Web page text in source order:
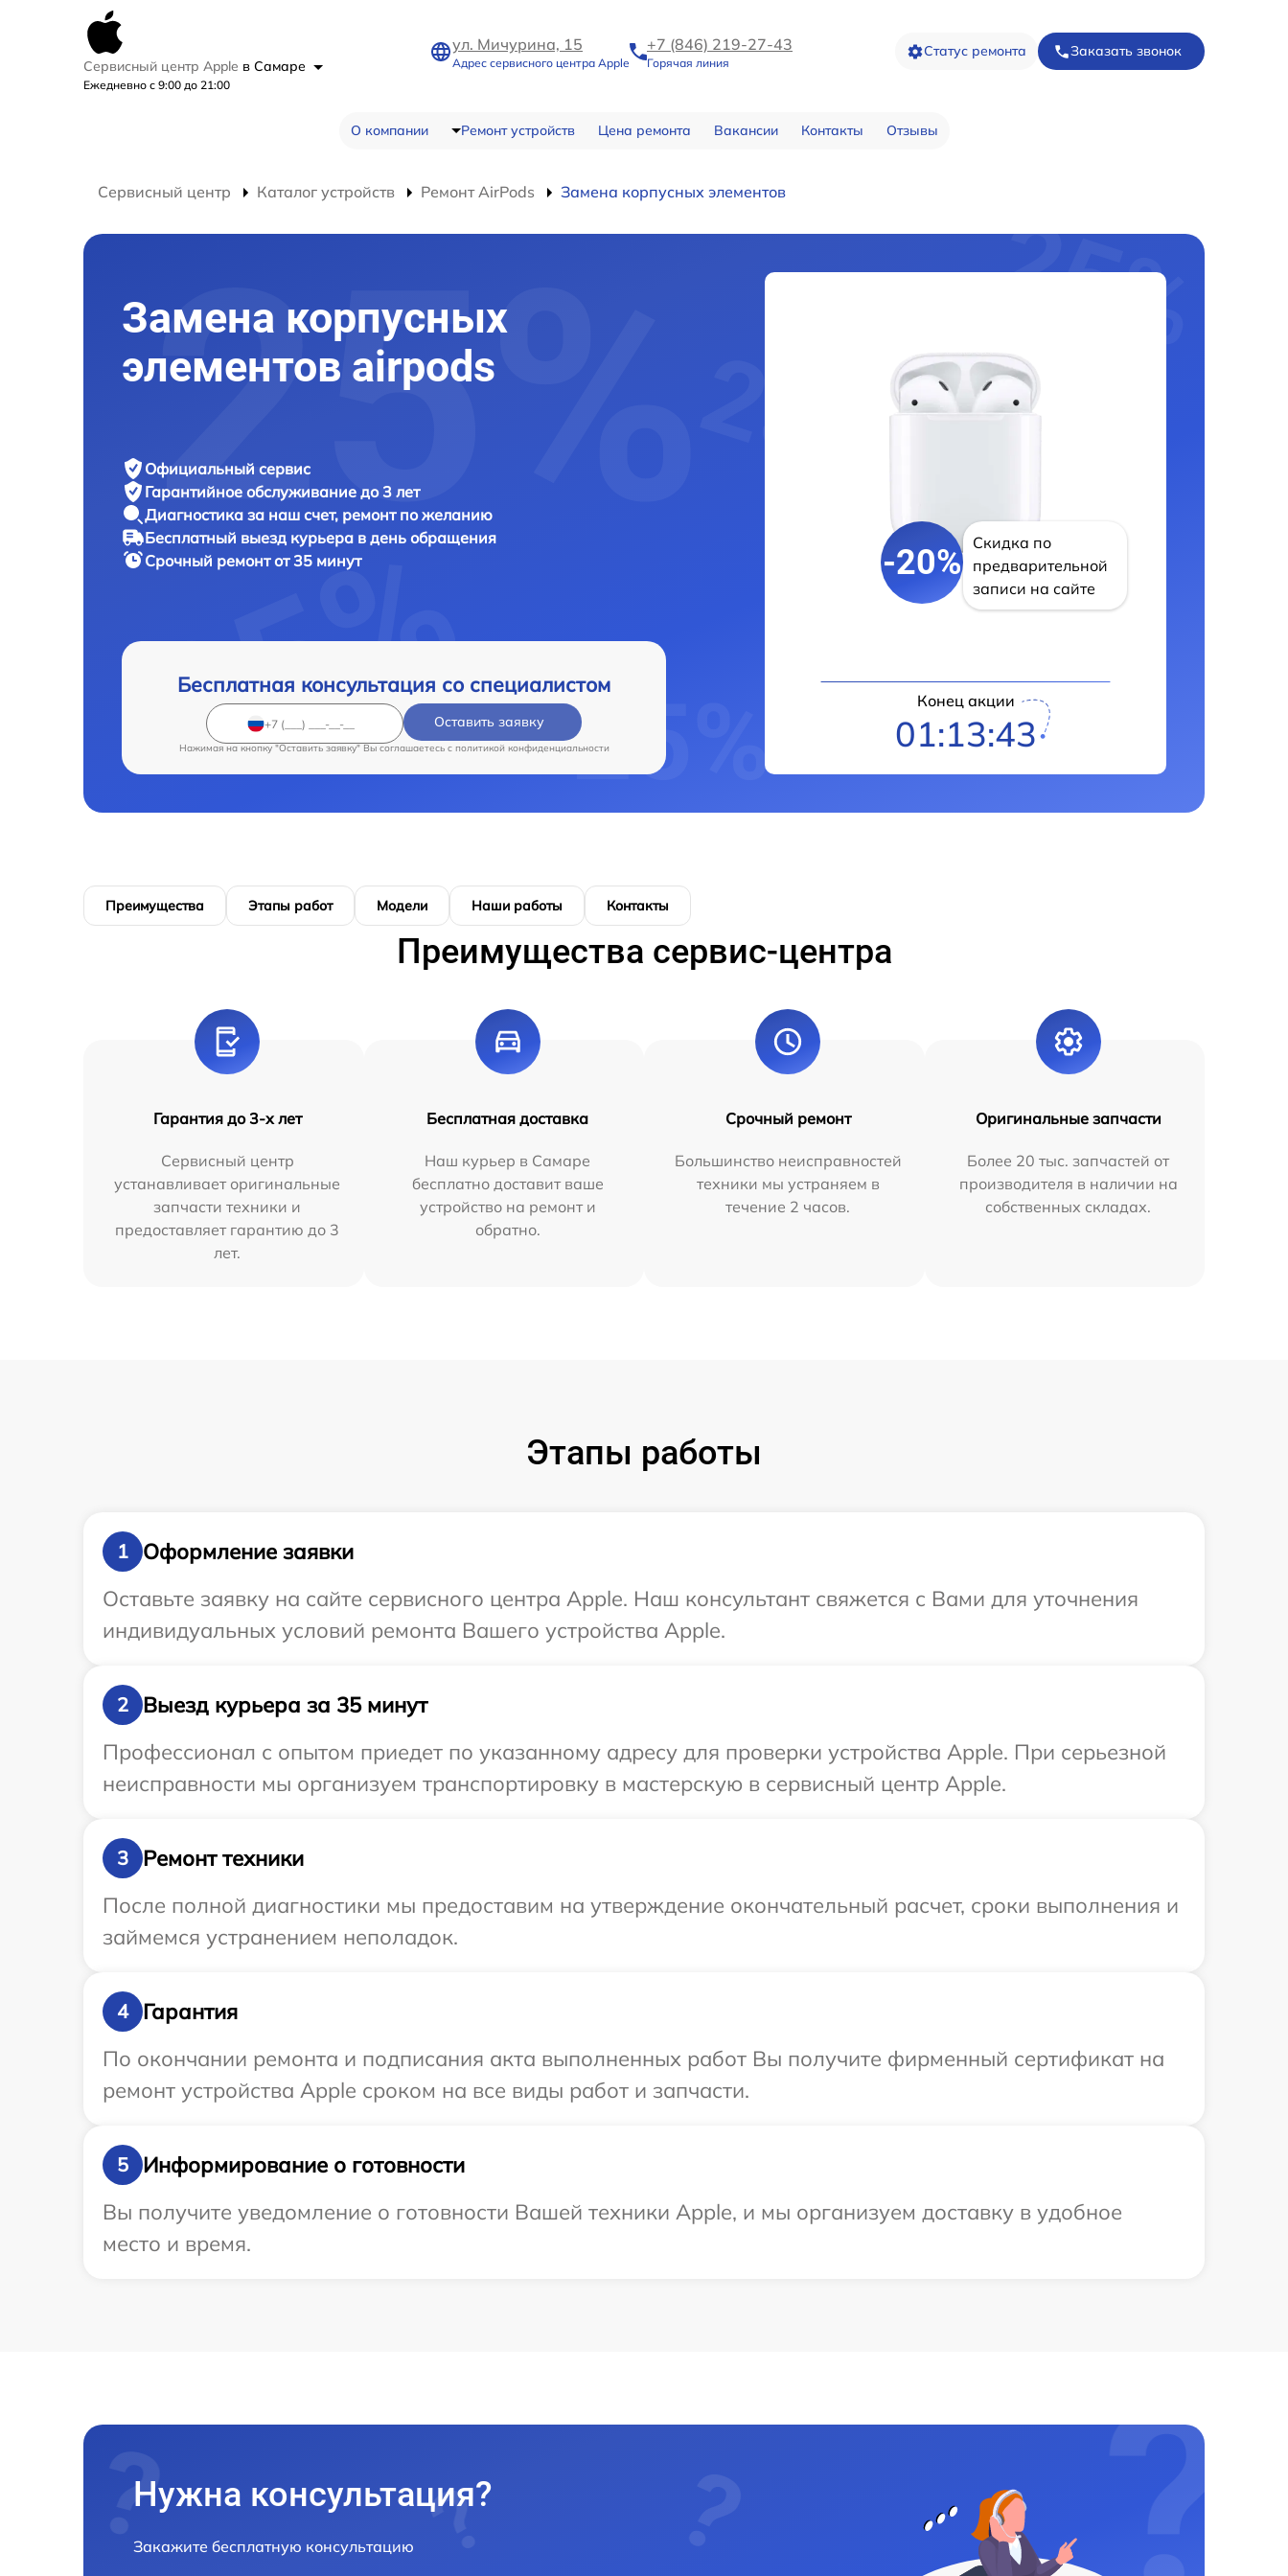
Сервисный центр Apple в Самаре
Ежедневно с 9:00 до 21:00
ул. Мичурина, 15
Адрес сервисного центра Apple
+7 (846) 219-27-43
Горячая линия
Статус ремонта Заказать звонок
О компании Ремонт устройств Цена ремонта Вакансии Контакты Отзывы
Сервисный центр Каталог устройств Ремонт AirPods Замена корпусных элементов
Замена корпусных
элементов airpods
Официальный сервис
Гарантийное обслуживание до 3 лет
Диагностика за наш счет, ремонт по желанию
Бесплатный выезд курьера в день обращения
Срочный ремонтот 35 минут
Бесплатная консультация со специалистом
Оставить заявку
Нажимая на кнопку "Оставить заявку" Вы соглашаетесь c политикой конфиденциальности
-20%
Скидка по
предварительной
записи на сайте
Конец акции
01:13:42
Преимущества Этапы работ Модели Наши работы Контакты
Преимущества сервис-центра
Гарантия до 3-х лет
Сервисный центр
устанавливает оригинальные
запчасти техники и
предоставляет гарантию до 3
лет.
Бесплатная доставка
Наш курьер в Самаре
бесплатно доставит ваше
устройство на ремонт и
обратно.
Срочный ремонт
Большинство неисправностей
техники мы устраняем в
течение 2 часов.
Оригинальные запчасти
Более 20 тыс. запчастей от
производителя в наличии на
собственных складах.
Этапы работы
1
Оформление заявки
Оставьте заявку на сайте сервисного центра Apple. Наш консультант свяжется с Вами для уточнения
индивидуальных условий ремонта Вашего устройства Apple.
2
Выезд курьера за 35 минут
Профессионал с опытом приедет по указанному адресу для проверки устройства Apple. При серьезной
неисправности мы организуем транспортировку в мастерскую в сервисный центр Apple.
3
Ремонт техники
После полной диагностики мы предоставим на утверждение окончательный расчет, сроки выполнения и
займемся устранением неполадок.
4
Гарантия
По окончании ремонта и подписания акта выполненных работ Вы получите фирменный сертификат на
ремонт устройства Apple сроком на все виды работ и запчасти.
5
Информирование о готовности
Вы получите уведомление о готовности Вашей техники Apple, и мы организуем доставку в удобное
место и время.
Нужна консультация?
Закажите бесплатную консультацию